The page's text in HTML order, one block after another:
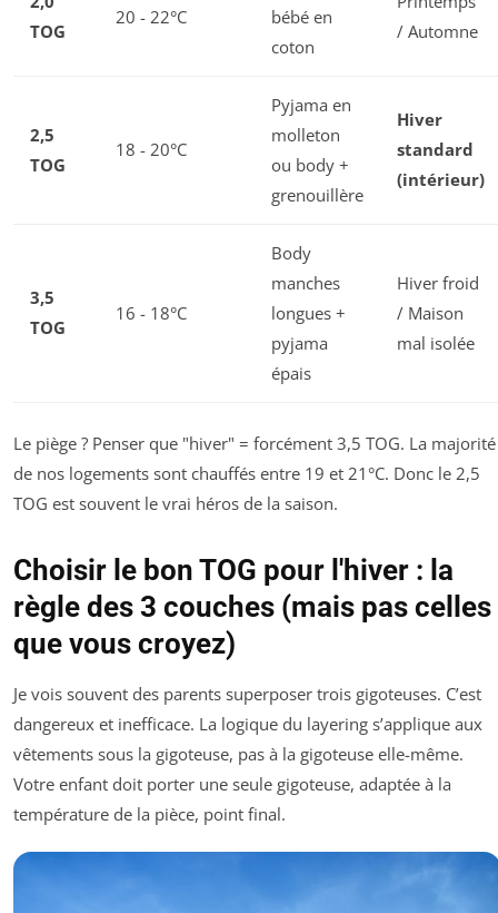
TOG
20 - 22°C
bébé en
coton
/ Automne
2,5
TOG
18 - 20°C
Pyjama en
molleton
ou body +
grenouillère
Hiver
standard
(intérieur)
3,5
TOG
16 - 18°C
Body
manches
longues +
pyjama
épais
Hiver froid
/ Maison
mal isolée
Le piège ? Penser que "hiver" = forcément 3,5 TOG. La majorité
de nos logements sont chauffés entre 19 et 21°C. Donc le 2,5
TOG est souvent le vrai héros de la saison.
Choisir le bon TOG pour l'hiver : la
règle des 3 couches (mais pas celles
que vous croyez)
Je vois souvent des parents superposer trois gigoteuses. C’est
dangereux et inefficace. La logique du layering s’applique aux
vêtements sous la gigoteuse, pas à la gigoteuse elle-même.
Votre enfant doit porter une seule gigoteuse, adaptée à la
température de la pièce, point final.